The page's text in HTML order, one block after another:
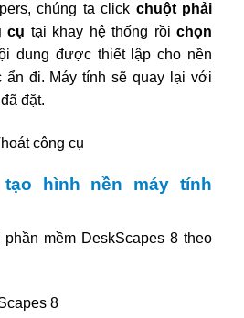
chúng ta click chuột phải
cụ tại khay hệ thống rồi chọn
dung được thiết lập cho nền
ẩn đi. Máy tính sẽ quay lại với
đặt.
tạo hình nền máy tính
mềm DeskScapes 8 theo
8